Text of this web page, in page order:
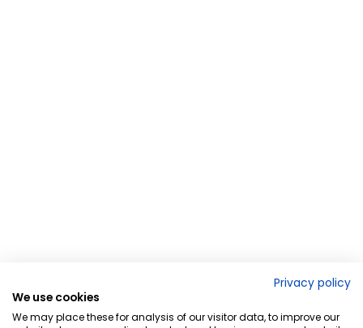
Privacy policy
We use cookies
We may place these for analysis of our visitor data, to improve our